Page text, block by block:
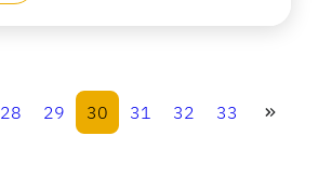
28 29 30 31 32 33